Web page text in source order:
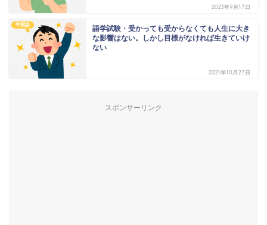
2023年9月17日
中国語
語学試験・受かっても受からなくても人生に大き
な影響はない。しかし目標がなければ生きていけ
ない
2021年10月27日
スポンサーリンク